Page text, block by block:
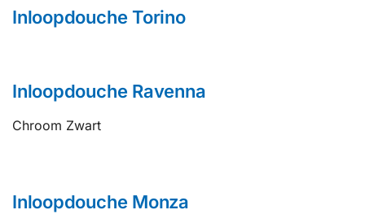
Inloopdouche Torino
Inloopdouche Ravenna
Chroom Zwart
Inloopdouche Monza